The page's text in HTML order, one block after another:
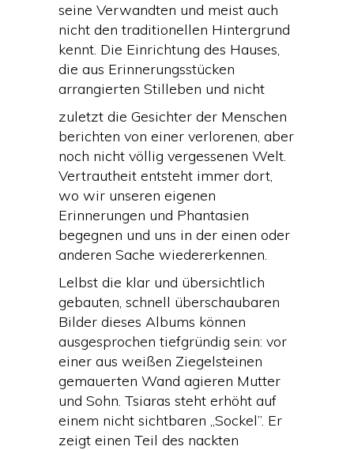
seine Verwandten und meist auch
nicht den traditionellen Hintergrund
kennt. Die Einrichtung des Hauses,
die aus Erinnerungsstücken
arrangierten Stilleben und nicht
zuletzt die Gesichter der Menschen
berichten von einer verlorenen, aber
noch nicht völlig vergessenen Welt.
Vertrautheit entsteht immer dort,
wo wir unseren eigenen
Erinnerungen und Phantasien
begegnen und uns in der einen oder
anderen Sache wiedererkennen.
Lelbst die klar und übersichtlich
gebauten, schnell überschaubaren
Bilder dieses Albums können
ausgesprochen tiefgründig sein: vor
einer aus weißen Ziegelsteinen
gemauerten Wand agieren Mutter
und Sohn. Tsiaras steht erhöht auf
einem nicht sichtbaren „Sockel”. Er
zeigt einen Teil des nackten